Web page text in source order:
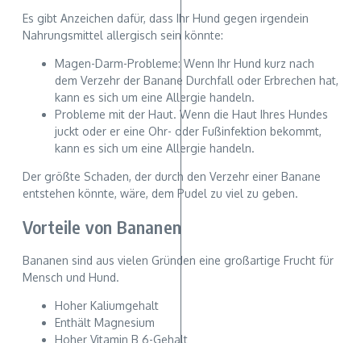
Es gibt Anzeichen dafür, dass Ihr Hund gegen irgendein
Nahrungsmittel allergisch sein könnte:
Magen-Darm-Probleme: Wenn Ihr Hund kurz nach
dem Verzehr der Banane Durchfall oder Erbrechen hat,
kann es sich um eine Allergie handeln.
Probleme mit der Haut. Wenn die Haut Ihres Hundes
juckt oder er eine Ohr- oder Fußinfektion bekommt,
kann es sich um eine Allergie handeln.
Der größte Schaden, der durch den Verzehr einer Banane
entstehen könnte, wäre, dem Pudel zu viel zu geben.
Vorteile von Bananen
Bananen sind aus vielen Gründen eine großartige Frucht für
Mensch und Hund.
Hoher Kaliumgehalt
Enthält Magnesium
Hoher Vitamin B 6-Gehalt